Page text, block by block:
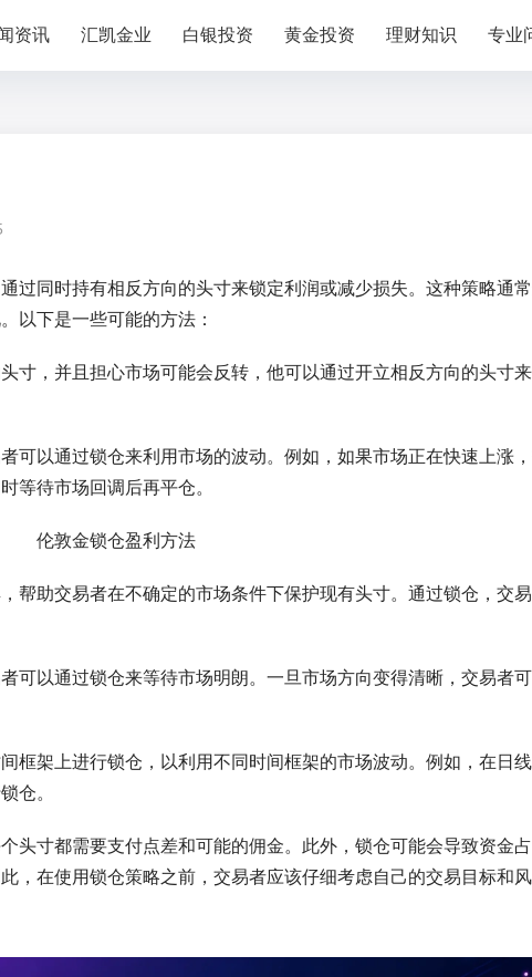
资讯 汇凯金业 白银投资 黄金投资 理财知识 专业
过同时持有相反方向的头寸来锁定利润或减少损失。这种策略通
以下是一些可能的方法：
寸，并且担心市场可能会反转，他可以通过开立相反方向的头寸
可以通过锁仓来利用市场的波动。例如，如果市场正在快速上涨
等待市场回调后再平仓。
帮助交易者在不确定的市场条件下保护现有头寸。通过锁仓，交
可以通过锁仓来等待市场明朗。一旦市场方向变得清晰，交易者
框架上进行锁仓，以利用不同时间框架的市场波动。例如，在日线
仓。
头寸都需要支付点差和可能的佣金。此外，锁仓可能会导致资金占
，在使用锁仓策略之前，交易者应该仔细考虑自己的交易目标和